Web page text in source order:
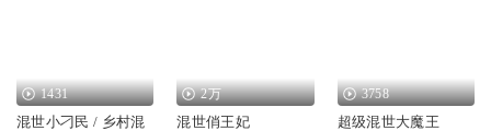
1431
混世小刁民 / 乡村混
2万
混世俏王妃
3758
超级混世大魔王